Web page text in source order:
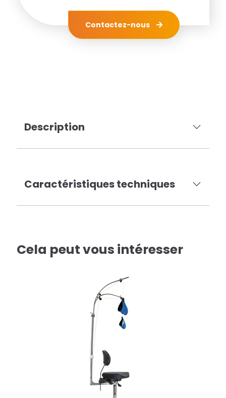
Contactez-nous
Description
Caractéristiques techniques
Cela peut vous intéresser